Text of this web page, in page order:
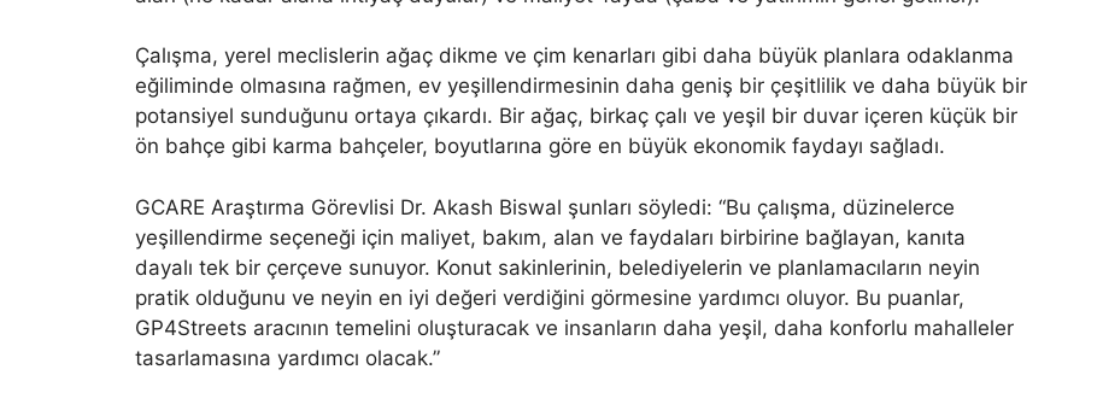
Çalışma, yerel meclislerin ağaç dikme ve çim kenarları gibi daha büyük planlara odaklanma
eğiliminde olmasına rağmen, ev yeşillendirmesinin daha geniş bir çeşitlilik ve daha büyük bir
potansiyel sunduğunu ortaya çıkardı. Bir ağaç, birkaç çalı ve yeşil bir duvar içeren küçük bir
ön bahçe gibi karma bahçeler, boyutlarına göre en büyük ekonomik faydayı sağladı.
GCARE Araştırma Görevlisi Dr. Akash Biswal şunları söyledi: “Bu çalışma, düzinelerce
yeşillendirme seçeneği için maliyet, bakım, alan ve faydaları birbirine bağlayan, kanıta
dayalı tek bir çerçeve sunuyor. Konut sakinlerinin, belediyelerin ve planlamacıların neyin
pratik olduğunu ve neyin en iyi değeri verdiğini görmesine yardımcı oluyor. Bu puanlar,
GP4Streets aracının temelini oluşturacak ve insanların daha yeşil, daha konforlu mahalleler
tasarlamasına yardımcı olacak.”